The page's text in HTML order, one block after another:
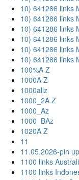
10) 641286 links
10) 641286 links
10) 641286 links
10) 641286 links
10) 641286 links
10) 641286 links
100%A Z
1000A Z
1000allz
1000_2A Z
1000_Az
1000_BAz
1020A Z
11
11.05.2026-pin up
1100 links
1100 links